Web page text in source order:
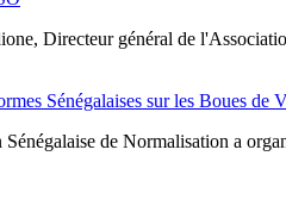
Directeur général de
Sénégalaises sur les Boues de
de Normalisation a